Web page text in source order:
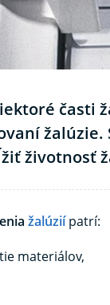
časti
životnosť
žalúziípatrí:
materiálov,